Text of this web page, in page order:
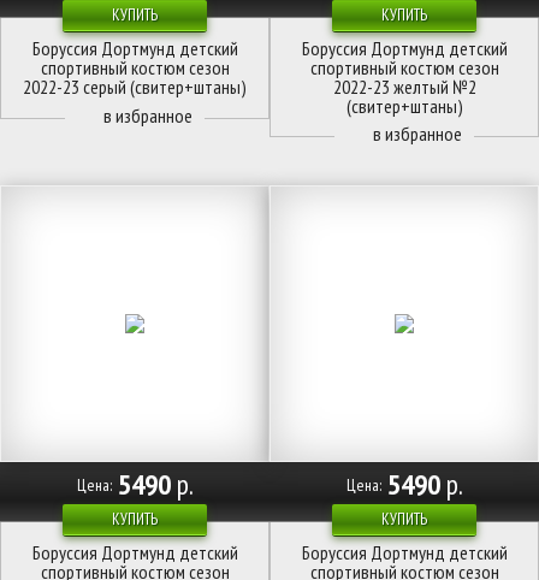
КУПИТЬ
Боруссия Дортмунд детский
спортивный костюм сезон
2022-23 серый (свитер+штаны)
КУПИТЬ
Боруссия Дортмунд детский
спортивный костюм сезон
2022-23 желтый №2
(свитер+штаны)
КУПИТЬ
Цена: 5490р.
Боруссия Дортмунд детский
спортивный костюм сезон
КУПИТЬ
Цена: 5490р.
Боруссия Дортмунд детский
спортивный костюм сезон